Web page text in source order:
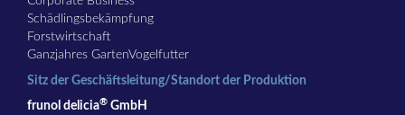
Schädlingsbekämpfung
Forstwirtschaft
Ganzjahres GartenVogelfutter
Sitz der Geschäftsleitung/Standort der Produktion
frunol delicia® GmbH